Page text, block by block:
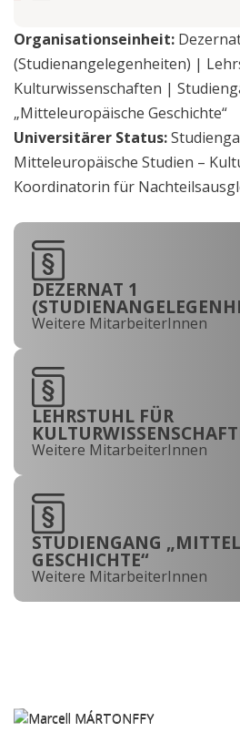
Organisationseinheit:
(Studienangelegenheiten) |
Kulturwissenschaften |
„Mitteleuropäische Geschichte“
Universitärer Status:
Mitteleuropäische Studien –
Koordinatorin für
DEZERNAT 1
Weitere MitarbeiterInnen
LEHRSTUHL FÜR
Weitere MitarbeiterInnen
STUDIENGANG
GESCHICHTE“
Weitere MitarbeiterInnen